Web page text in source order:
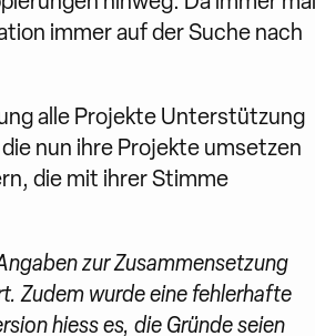
immer auf der Suche nach
alle Projekte Unterstützung
nun ihre Projekte umsetzen
die mit ihrer Stimme
zur Zusammensetzung
Zudem wurde eine fehlerhafte
hiess es, die Gründe seien